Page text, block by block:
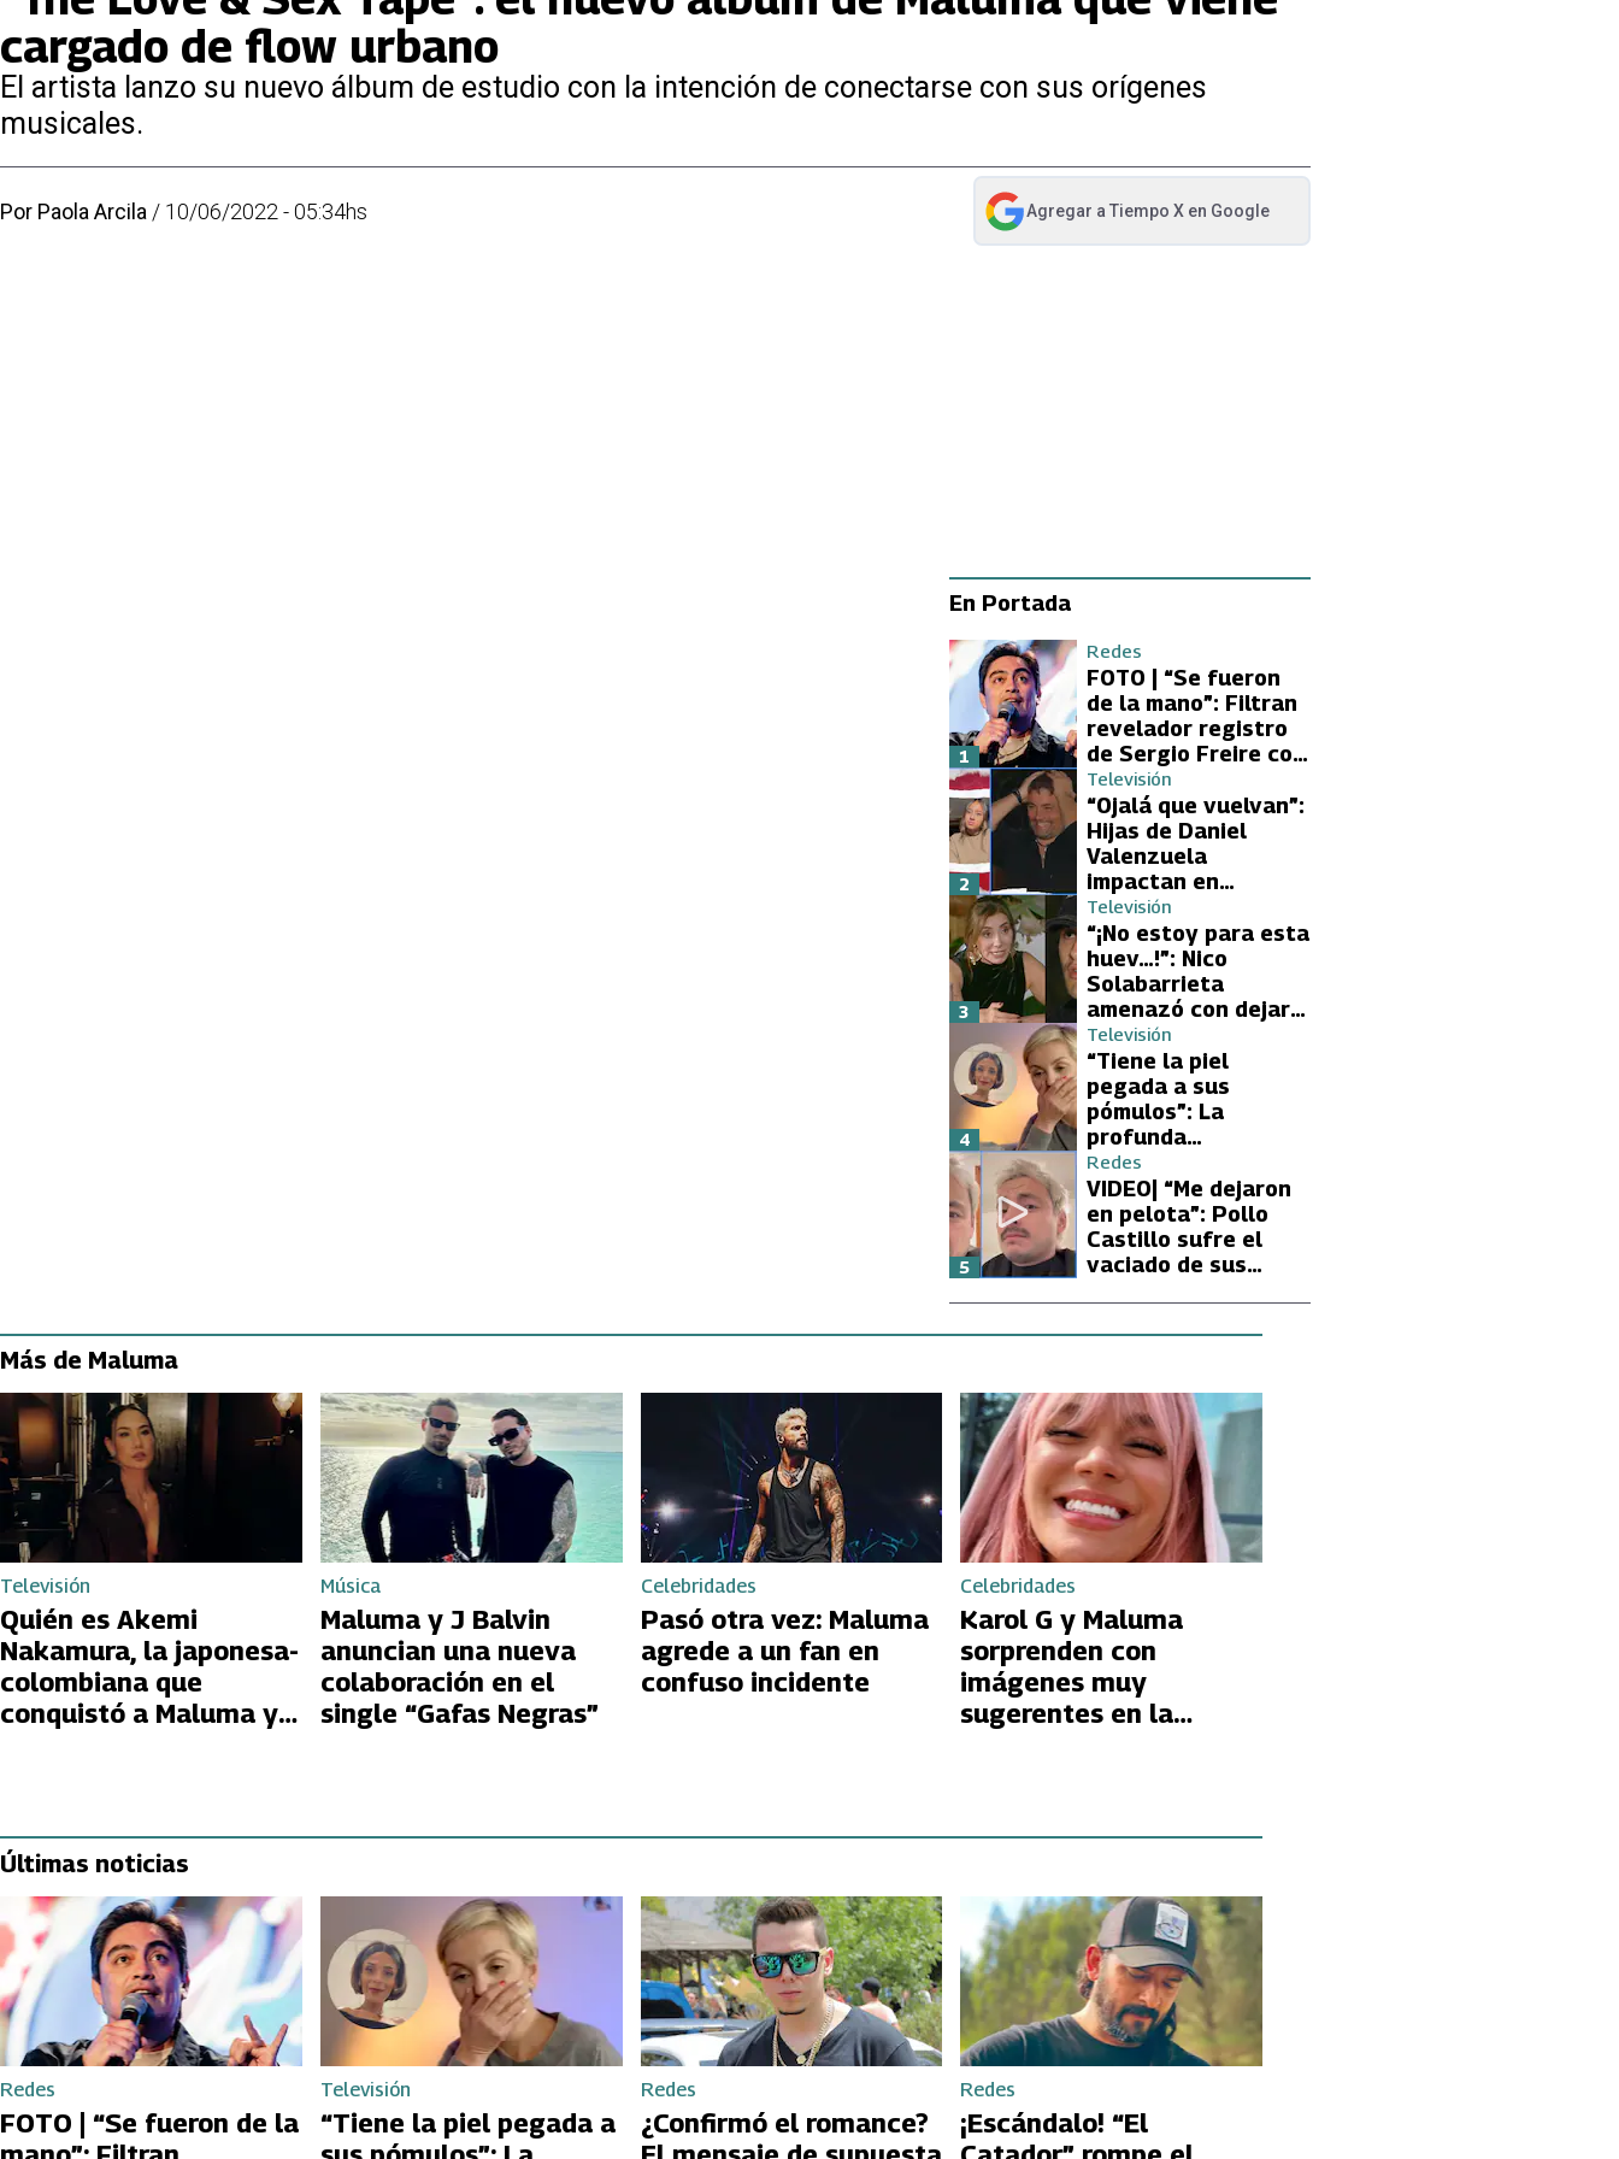
cargado de flow urbano
El artista lanzo su nuevo álbum de estudio con la intención de conectarse con sus orígenes
musicales.
Por Paola Arcila / 10/06/2022 - 05:34hs Agregar a Tiempo Xen Google
abre en nueva pestaña
En Portada
Redes
FOTO | “Se fueron
de la mano”: Filtran
revelador registro
de Sergio Freire con
supuesta nueva
conquista
1
Televisión
“Ojalá que vuelvan”:
Hijas de Daniel
Valenzuela
impactan en
Volverías con tu Ex
2 con directa
petición a su papá
sobre Yamila Reyna
2
Televisión
“¡No estoy para esta
huev…!”: Nico
Solabarrieta
amenazó con dejar
Volverías con tu Ex
tras encontrón con
Carmen Gloria
Arroyo
3
Televisión
“Tiene la piel
pegada a sus
pómulos”: La
profunda
preocupación de
Fran García-
Huidobro por la
extrema delgadez
de Kathy Orellana
4
Redes
VIDEO| “Me dejaron
en pelota”: Pollo
Castillo sufre el
vaciado de sus
5
Más de Maluma
Televisión
Quién es Akemi
Nakamura, la japonesa-
colombiana que
conquistó a Maluma y
Música
Maluma y J Balvin
anuncian una nueva
colaboración en el
single “Gafas Negras”
Celebridades
Pasó otra vez: Maluma
agrede a un fan en
confuso incidente
Celebridades
Karol G y Maluma
sorprenden con
imágenes muy
sugerentes en la
Últimas noticias
Redes
FOTO | “Se fueron de la
Televisión
“Tiene la piel pegada a
Redes
¿Confirmó el romance?
Redes
¡Escándalo! “El